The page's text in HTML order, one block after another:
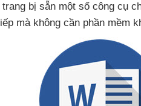
bị sẵn một số công cụ
mà không cần phần mềm